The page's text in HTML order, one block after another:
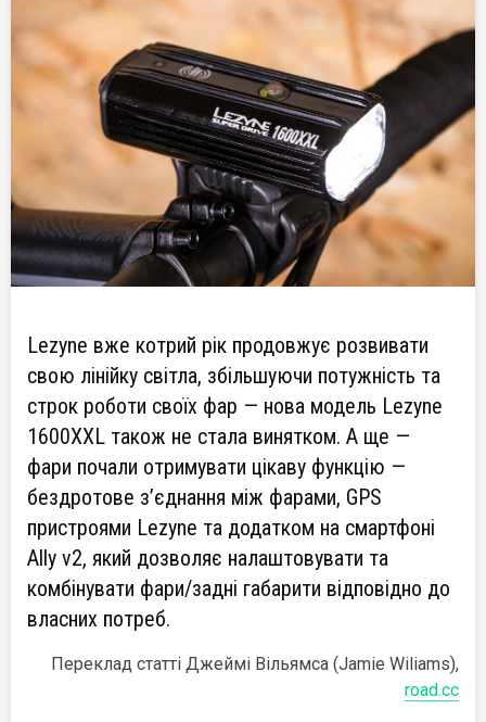
Lezyne вже котрий рік продовжує розвивати
свою лінійку світла, збільшуючи потужність та
строк роботи своїх фар — нова модель Lezyne
1600XXL також не стала винятком. А ще —
фари почали отримувати цікаву функцію —
бездротове з’єднання між фарами, GPS
пристроями Lezyne та додатком на смартфоні
Ally v2, який дозволяє налаштовувати та
комбінувати фари/задні габарити відповідно до
власних потреб.
Переклад статті Джеймі Вільямса (Jamie Wiliams),
road.cc